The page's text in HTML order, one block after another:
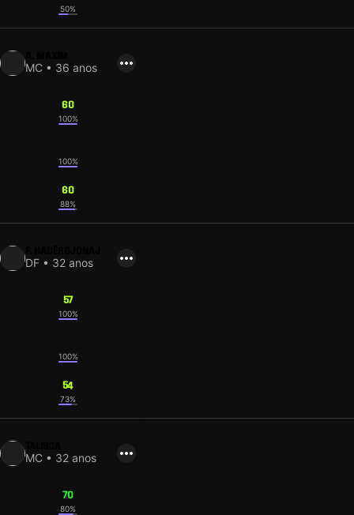
50%
MC • 36 anos
60
100%
100%
60
88%
DF • 32 anos
57
100%
100%
54
73%
MC • 32 anos
70
80%